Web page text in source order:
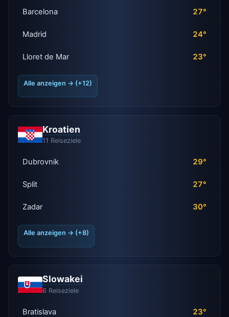
Barcelona 27°
Madrid 24°
Lloret de Mar 23°
Alle anzeigen → (+12)
Kroatien
11 Reiseziele
Dubrovnik 29°
Split 27°
Zadar 30°
Alle anzeigen → (+8)
Slowakei
6 Reiseziele
Bratislava 23°